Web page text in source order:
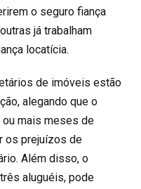
o seguro fiança
já trabalham
locatícia.
de imóveis estão
alegando que o
mais meses de
os prejuízos de
Além disso, o
aluguéis, pode